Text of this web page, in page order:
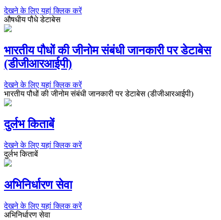
देखने के लिए यहां क्लिक करें
औषधीय पौधे डेटाबेस
भारतीय पौधों की जीनोम संबंधी जानकारी पर डेटाबेस
(डीजीआरआईपी)
देखने के लिए यहां क्लिक करें
भारतीय पौधों की जीनोम संबंधी जानकारी पर डेटाबेस (डीजीआरआईपी)
दुर्लभ किताबें
देखने के लिए यहां क्लिक करें
दुर्लभ किताबें
अभिनिर्धारण सेवा
देखने के लिए यहां क्लिक करें
अभिनिर्धारण सेवा